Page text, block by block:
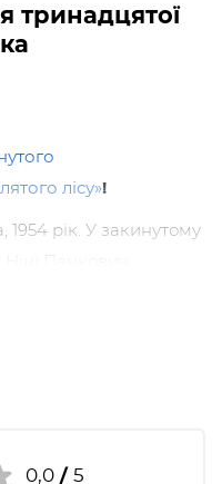
тринадцятої
лісу»!
рік. У закинутому
— зимові канікули.
містечка на
0,0 / 5